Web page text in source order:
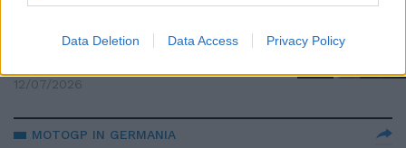
Data Deletion Data Access Privacy Policy
Wimbledon battendo Zverev in
12/07/2026
MOTOGP IN GERMANIA